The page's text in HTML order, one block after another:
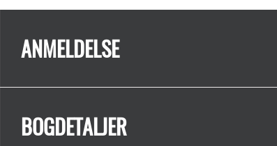
ANMELDELSE
BOGDETALJER